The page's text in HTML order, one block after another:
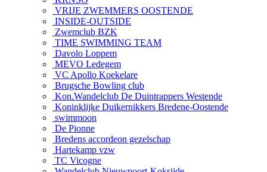
VRIJE ZWEMMERS OOSTENDE
INSIDE-OUTSIDE
Zwemclub BZK
TIME SWIMMING TEAM
Davolo Loppem
MEVO Ledegem
VC Apollo Koekelare
Brugsche Bowling club
Kon.Wandelclub De Duintrappers Westende
Koninklijke Duikernikkers Bredene-Oostende
swimmoon
De Pionne
Bredens accordeon gezelschap
Hartekamp vzw
TC Vicogne